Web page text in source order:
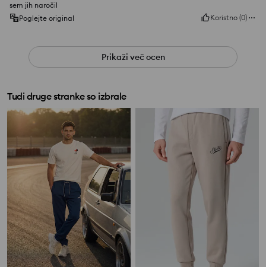
sem jih naročil
Poglejte original
Koristno (0)
Prikaži več ocen
Tudi druge stranke so izbrale